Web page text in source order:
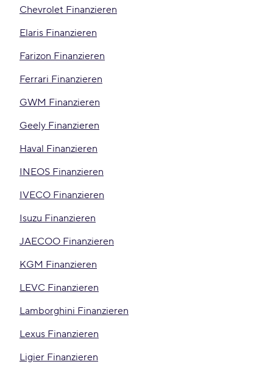
Chevrolet Finanzieren
Elaris Finanzieren
Farizon Finanzieren
Ferrari Finanzieren
GWM Finanzieren
Geely Finanzieren
Haval Finanzieren
INEOS Finanzieren
IVECO Finanzieren
Isuzu Finanzieren
JAECOO Finanzieren
KGM Finanzieren
LEVC Finanzieren
Lamborghini Finanzieren
Lexus Finanzieren
Ligier Finanzieren